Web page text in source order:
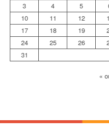
3
4 5
10
11 12
17
18 19
24
25 26
31
«